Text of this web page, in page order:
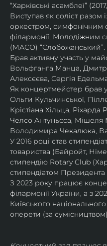
“Харківські асамблеї”
Виступав як соліст
оркестром, симфонічним
філармонії, Молодіжним
(МАСО) “Слобожанський”.
Брав активну участь у
Вольфганга Манца,
Алексєєва, Сергія
Як концертмейстер брав
Ольги Кульчинської,
Крістіана Хільца,
Челсо Антуньєса, Мішеля
Володимира Чекалюка,
У 2016 році став
товариства (Байройт,
стипендію Rotary Club
стипендіатом Президента
З 2023 року працює
філармонії України, а з
Київського
оперети (за